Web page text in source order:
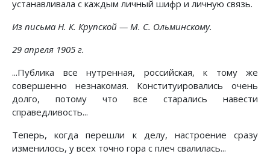
устанавливала с каждым личный шифр и личную связь.
Из письма Н. К. Крупской — М. С. Ольминскому.
29 апреля 1905 г.
...Публика все нутренная, российская, к тому же
совершенно незнакомая. Конституировались очень
долго, потому что все старались навести
справедливость...
Теперь, когда перешли к делу, настроение сразу
изменилось, у всех точно гора с плеч свалилась...